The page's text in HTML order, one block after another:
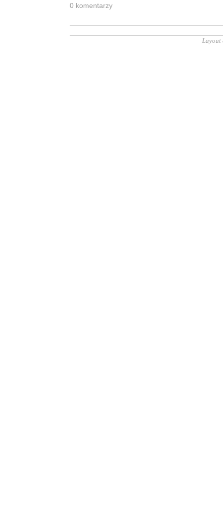
0 ko­men­ta­rzy
Layout